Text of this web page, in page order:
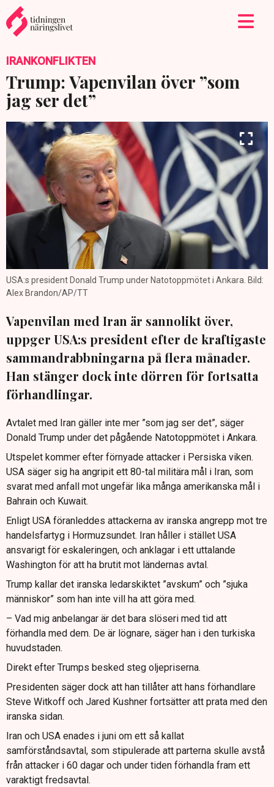
IRANKONFLIKTEN
Trump: Vapenvilan över ”som
jag ser det”
USA:s president Donald Trump under Natotoppmötet i Ankara. Bild:
Alex Brandon/AP/TT
Vapenvilan med Iran är sannolikt över,
uppger USA:s president efter de kraftigaste
sammandrabbningarna på flera månader.
Han stänger dock inte dörren för fortsatta
förhandlingar.
Avtalet med Iran gäller inte mer ”som jag ser det”, säger
Donald Trump under det pågående Natotoppmötet i Ankara.
Utspelet kommer efter förnyade attacker i Persiska viken.
USA säger sig ha angripit ett 80-tal militära mål i Iran, som
svarat med anfall mot ungefär lika många amerikanska mål i
Bahrain och Kuwait.
Enligt USA föranleddes attackerna av iranska angrepp mot tre
handelsfartyg i Hormuzsundet. Iran håller i stället USA
ansvarigt för eskaleringen, och anklagar i ett uttalande
Washington för att ha brutit mot ländernas avtal.
Trump kallar det iranska ledarskiktet ”avskum” och ”sjuka
människor” som han inte vill ha att göra med.
– Vad mig anbelangar är det bara slöseri med tid att
förhandla med dem. De är lögnare, säger han i den turkiska
huvudstaden.
Direkt efter Trumps besked steg oljepriserna.
Presidenten säger dock att han tillåter att hans förhandlare
Steve Witkoff och Jared Kushner fortsätter att prata med den
iranska sidan.
Iran och USA enades i juni om ett så kallat
samförståndsavtal, som stipulerade att parterna skulle avstå
från attacker i 60 dagar och under tiden förhandla fram ett
varaktigt fredsavtal.